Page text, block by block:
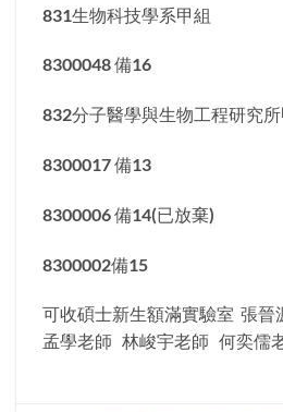
831生物科技學系甲組
8300048 備16
832分子醫學與生物工程研究所
8300017 備13
8300006 備14(已放棄)
8300002備15
可收碩士新生額滿實驗室 張
孟學老師 林峻宇老師 何奕儒